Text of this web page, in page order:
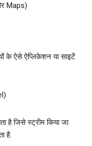
Maps)
के ऐसे ऐप्लिकेशन या साइटें
है जिसे स्ट्रीम किया जा
है.